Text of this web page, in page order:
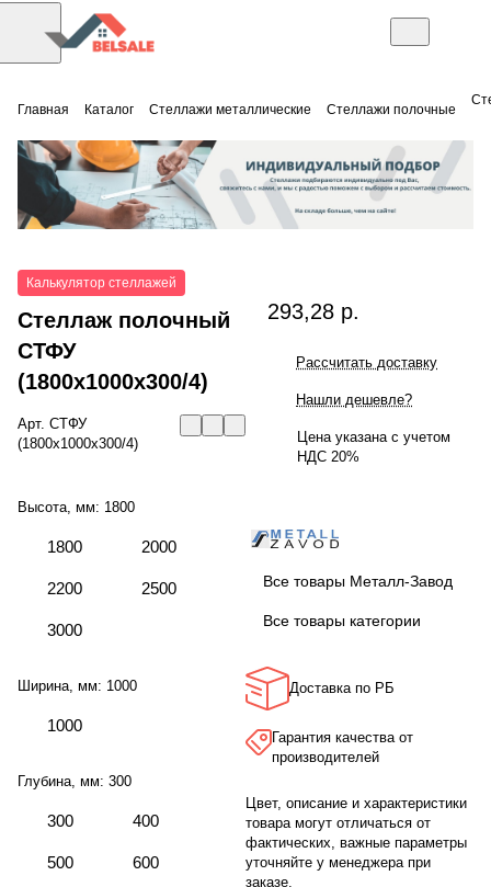
Главная Каталог Стеллажи металлические Стеллажи полочные
Калькулятор стеллажей
Стеллаж полочный
СТФУ
(1800x1000x300/4)
Арт. СТФУ
(1800x1000x300/4)
Высота, мм: 1800
1800 2000
2200 2500
3000
Ширина, мм: 1000
1000
Глубина, мм: 300
300 400
500 600
293,28 р.
Рассчитать доставку
Нашли дешевле?
Цена указана с учетом
НДС 20%
Все товары Металл-Завод
Все товары категории
Доставка по РБ
Гарантия качества от
производителей
Цвет, описание и характеристики
товара могут отличаться от
фактических, важные параметры
уточняйте у менеджера при
заказе.